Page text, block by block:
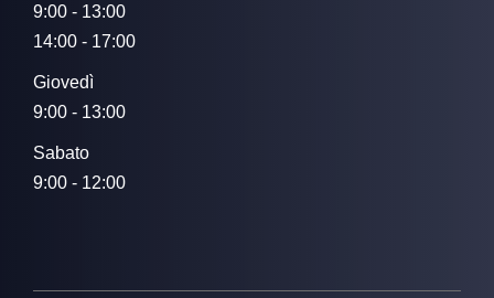
9:00 - 13:00
14:00 - 17:00
Giovedì
9:00 - 13:00
Sabato
9:00 - 12:00